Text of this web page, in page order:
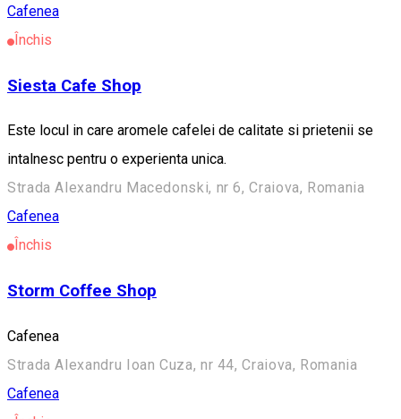
Cafenea
Închis
Siesta Cafe Shop
Este locul in care aromele cafelei de calitate si prietenii se
intalnesc pentru o experienta unica.
Strada Alexandru Macedonski, nr 6, Craiova, Romania
Cafenea
Închis
Storm Coffee Shop
Cafenea
Strada Alexandru Ioan Cuza, nr 44, Craiova, Romania
Cafenea